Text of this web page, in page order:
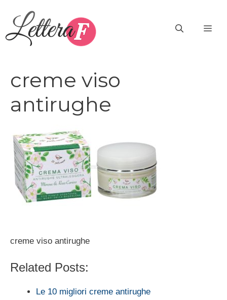
contenuto
creme viso
antirughe
creme viso antirughe
Related Posts:
Le 10 migliori creme antirughe